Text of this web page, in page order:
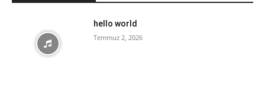
hello world
Temmuz 2, 2026